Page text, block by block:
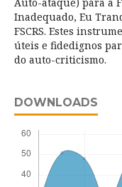
Inadequado, Eu
FSCRS. Estes
úteis e fidedignos
do auto-criticismo.
DOWNLOADS